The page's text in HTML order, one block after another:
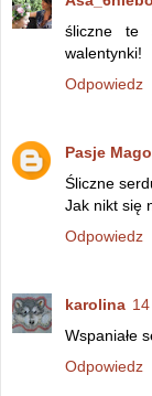
śliczne te
walentynki!
Odpowiedz
Pasje
Śliczne
Jak nikt się
Odpowiedz
karolina
Wspaniałe
Odpowiedz